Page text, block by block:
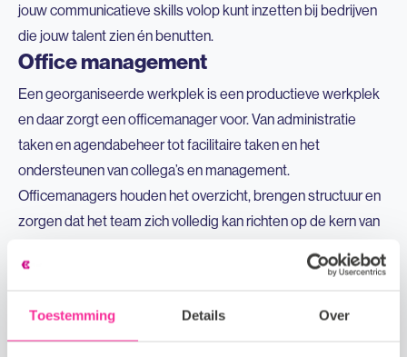
Toestemming Details Over
jouw communicatieve skills volop kunt inzetten bij bedrijven
die jouw talent zien én benutten.
Office management
Een georganiseerde werkplek is een productieve werkplek
en daar zorgt een officemanager voor. Van administratie
taken en agendabeheer tot facilitaire taken en het
ondersteunen van collega’s en management.
Officemanagers houden het overzicht, brengen structuur en
zorgen dat het team zich volledig kan richten op de kern van
een soepel draaiend kantoor? Wij hebben verschillende
rollen openstaan bij klanten waarbij je alle ruimte krijgt om